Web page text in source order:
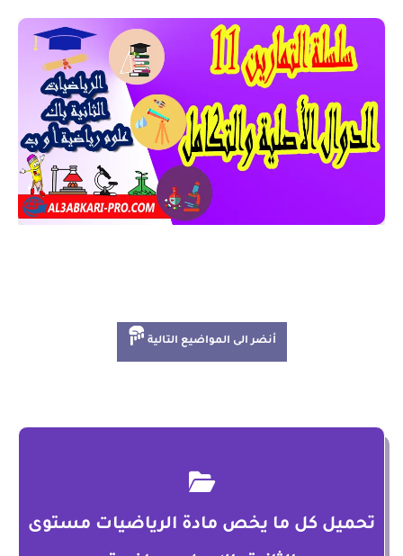
أنضر الى المواضيع التالية
تحميل كل ما يخص مادة الرياضيات مستوى